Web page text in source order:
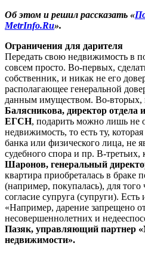
Об этом и решил рассказать «
MetrInfo.Ru».
Ограничения для дарителя
Передать свою недвижимость в
совсем просто. Во-первых,
собственник, и никак не его
располагающее генеральной
данным имуществом. Во-вторых,
Балясникова, директор
ЕГСН, подарить можно лишь не
недвижимость, то есть ту,
банка или физического лица, не
судебного спора и пр. В-третьих,
Шаронов, генеральный
квартира приобреталась в браке
(например, покупалась), для
согласие супруга (супруги). Есть
«Например, дарение запрещено
несовершеннолетних и
Пазяк, управляющий партнер
недвижимости».